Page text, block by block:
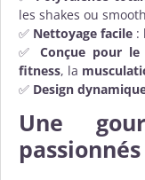
les shakes ou
✅ Nettoyage facile :
✅ Conçue pour
fitness, la
✅ Design
Une
passionnés